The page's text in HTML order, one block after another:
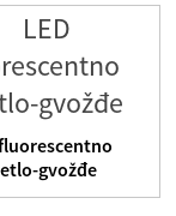
gvožđe